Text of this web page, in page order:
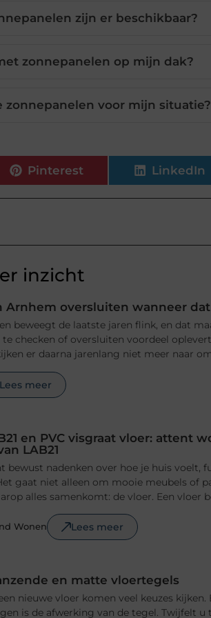
zijn er beschikbaar?
zonnepanelen op mijn dak?
zonnepanelen voor mijn situatie?
Pinterest LinkedIn
inzicht
Arnhem oversluiten wanneer
beweegt de laatste jaren flink, en dat
checken of oversluiten voordeel
er daarna jarenlang niet meer naar
Lees meer
en PVC visgraat vloer: attent
LAB21
bewust nadenken over hoe je huis voelt,
gaat niet alleen om mooie meubels of
alles samenkomt: de vloer. Een vloer
Wonen Lees meer
en matte vloertegels
nieuwe vloer komen veel keuzes kijken.
is de afwerking van de tegel. Twijfelt u